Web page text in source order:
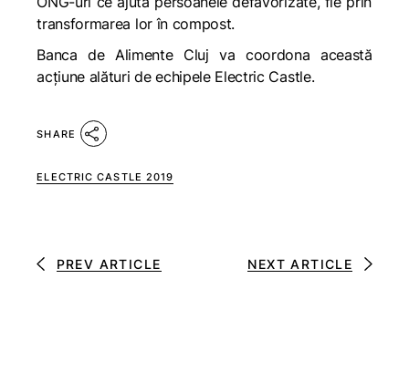
transformarea lor în compost.
Banca de Alimente Cluj va coordona această
acțiune alături de echipele Electric Castle.
SHARE
ELECTRIC CASTLE 2019
PREV ARTICLE NEXT ARTICLE